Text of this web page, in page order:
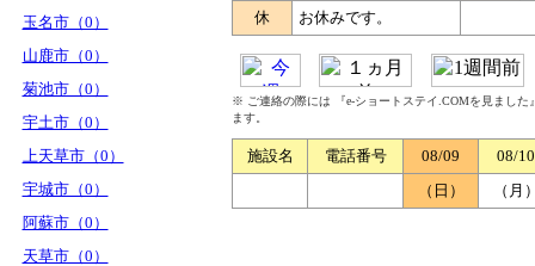
玉名市（0）
山鹿市（0）
菊池市（0）
宇土市（0）
上天草市（0）
宇城市（0）
阿蘇市（0）
天草市（0）
休
お休みです。
※ ご連絡の際には 『e-ショートステイ.COMを見まし
ます。
施設名 電話番号 08/09
08/10
（日）
（月